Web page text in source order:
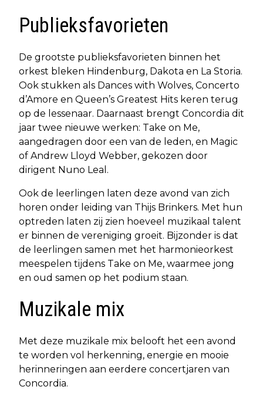
Publieksfavorieten
De grootste publieksfavorieten binnen het
orkest bleken Hindenburg, Dakota en La Storia.
Ook stukken als Dances with Wolves, Concerto
d’Amore en Queen’s Greatest Hits keren terug
op de lessenaar. Daarnaast brengt Concordia dit
jaar twee nieuwe werken: Take on Me,
aangedragen door een van de leden, en Magic
of Andrew Lloyd Webber, gekozen door
dirigent Nuno Leal.
Ook de leerlingen laten deze avond van zich
horen onder leiding van Thijs Brinkers. Met hun
optreden laten zij zien hoeveel muzikaal talent
er binnen de vereniging groeit. Bijzonder is dat
de leerlingen samen met het harmonieorkest
meespelen tijdens Take on Me, waarmee jong
en oud samen op het podium staan.
Muzikale mix
Met deze muzikale mix belooft het een avond
te worden vol herkenning, energie en mooie
herinneringen aan eerdere concertjaren van
Concordia.